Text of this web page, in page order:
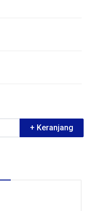
+ Keranjang